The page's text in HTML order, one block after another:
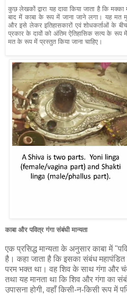
कुछ लेखकों द्वारा यह दावा किया जाता है कि
बाद में काबा के रूप में जाना जाने लगा। यह मत
और इसे लेकर इतिहासकारों एवं शोधकर्ताओं के
प्रकार के दावों को अंतिम ऐतिहासिक सत्य के रूप में
मत के रूप में प्रस्तुत किया जाना चाहिए।
काबा और पवित्र गंगा संबंधी मान्यता
एक प्रसिद्ध मान्यता के अनुसार काबा में
है। कहा जाता है कि इसका संबंध
परम भक्त था। वह शिव के साथ गंगा और
तथा यह मानता था कि शिव और गंगा का
उपासना होगी, वहाँ किसी-न-किसी रूप में